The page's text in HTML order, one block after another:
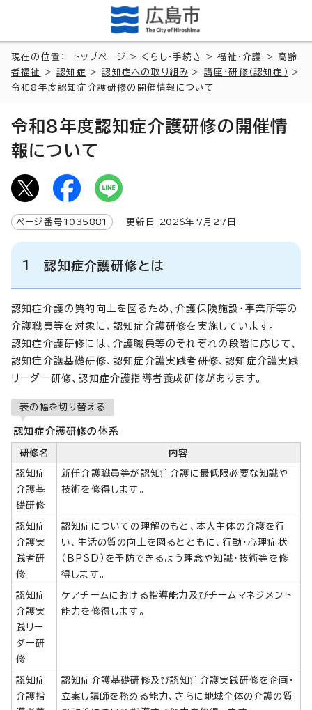
現在の位置： トップページ > くらし・手続き >福祉・介護 >高齢
者福祉
>認知症 >認知症への取り組み > 講座・研修（認知症）
>
令和8年度認知症介護研修の開催情報について
令和8年度認知症介護研修の開催情
報について
ページ番号 1035881 更新日 2026年7月 27 日
1 認知症介護研修とは
認知症介護の質的向上を図るため、介護保険施設・事業所等の
介護職員等を対象に、認知症介護研修を実施しています。
認知症介護研修には、介護職員等のそれぞれの段階に応じて、
認知症介護基礎研修、認知症介護実践者研修、認知症介護実践
リーダー研修、認知症介護指導者養成研修があります。
表の幅を切り替える
認知症介護研修の体系
研修名 内容
認知症
介護基
礎研修
新任介護職員等が認知症介護に最低限必要な知識や
技術を修得します。
認知症
介護実
践者研
修
認知症についての理解のもと、本人主体の介護を行
い、生活の質の向上を図るとともに、行動・心理症状
（BPSD）を予防できるよう理念や知識・技術等を修
得します。
認知症
介護実
践リー
ダー研
修
ケアチームにおける指導能力及びチームマネジメント
能力を修得します。
認知症
介護指
認知症介護基礎研修及び認知症介護実践研修を企画・
立案し講師を務める能力、さらに地域全体の介護の質